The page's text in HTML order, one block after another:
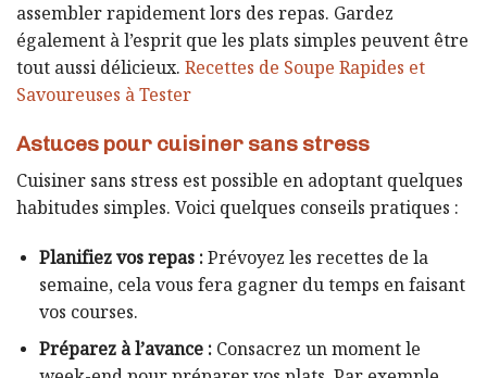
assembler rapidement lors des repas. Gardez
également à l’esprit que les plats simples peuvent être
tout aussi délicieux. Recettes de Soupe Rapides et
Savoureuses à Tester
Astuces pour cuisiner sans stress
Cuisiner sans stress est possible en adoptant quelques
habitudes simples. Voici quelques conseils pratiques :
Planifiez vos repas :Prévoyez les recettes de la
semaine, cela vous fera gagner du temps en faisant
vos courses.
Préparez à l’avance :Consacrez un moment le